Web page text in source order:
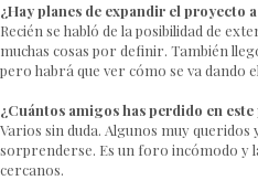
¿Hay planes de expandir el proyecto
Recién se habló de la posibilidad de
muchas cosas por definir. También
pero habrá que ver cómo se va dando
¿Cuántos amigos has perdido en
Varios sin duda. Algunos muy
sorprenderse. Es un foro incómodo y
cercanos.